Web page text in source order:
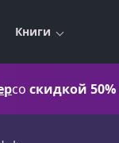
Книги
со скидкой 50%